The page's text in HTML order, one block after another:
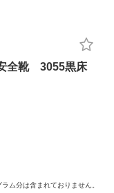
全靴 3055黒床
ム分は含まれておりません。